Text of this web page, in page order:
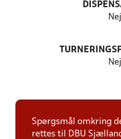
Nej
Nej
Spørgsmål omkring
rettes til DBU